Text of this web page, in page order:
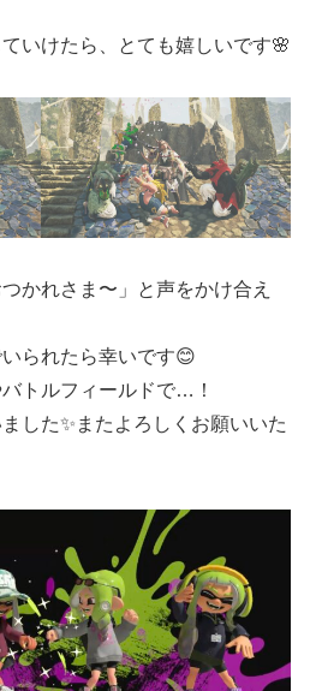
いけたら、とても嬉しいです🌸
かれさま〜」と声をかけ合え
られたら幸いです😊
トルフィールドで…！
した✨またよろしくお願いいた